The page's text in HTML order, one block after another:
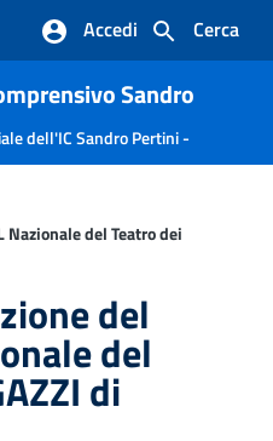
Cerca
Accedi
Sandro
dell'IC Sandro Pertini -
Nazionale del Teatro dei
del
del
di